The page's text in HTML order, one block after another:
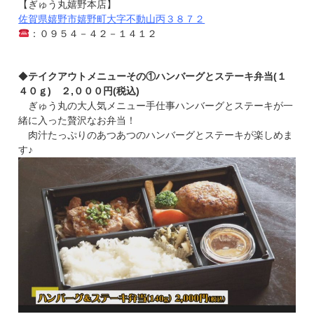
【ぎゅう丸嬉野本店】
佐賀県嬉野市嬉野町大字不動山丙３８７２
：０９５４－４２－１４１２
◆テイクアウトメニューその①ハンバーグとステーキ弁当(１
４０ｇ) ２,０００円(税込)
ぎゅう丸の大人気メニュー手仕事ハンバーグとステーキが一
緒に入った贅沢なお弁当！
肉汁たっぷりのあつあつのハンバーグとステーキが楽しめま
す♪